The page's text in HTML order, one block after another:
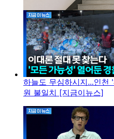
하늘도 무심하시지...인천
원 불일치 [지금이뉴스]